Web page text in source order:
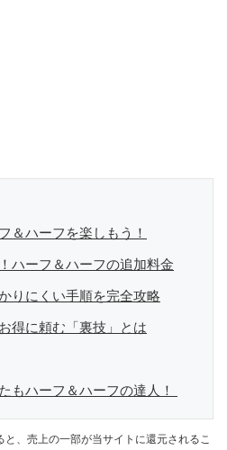
＆ハーフを楽しもう！
ハーフ＆ハーフの追加料金
りにくい手順を完全攻略
得に頼む「裏技」とは
もハーフ＆ハーフの達人！
、売上の一部が当サイトに還元されるこ